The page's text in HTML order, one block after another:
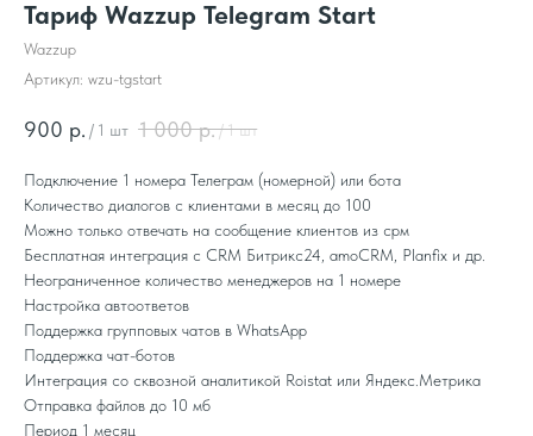
Тариф Wazzup Telegram Start
Wazzup
Артикул: wzu-tgstart
900 р. / 1 шт 1 000 р./1 шт
Подключение 1 номера Телеграм (номерной) или бота
Количество диалогов с клиентами в месяц до 100
Можно только отвечать на сообщение клиентов из срм
Бесплатная интеграция с CRM Битрикс24, amoCRM, Planfix и др.
Неограниченное количество менеджеров на 1 номере
Настройка автоответов
Поддержка групповых чатов в WhatsApp
Поддержка чат-ботов
Интеграция со сквозной аналитикой Roistat или Яндекс.Метрика
Отправка файлов до 10 мб
Период 1 месяц